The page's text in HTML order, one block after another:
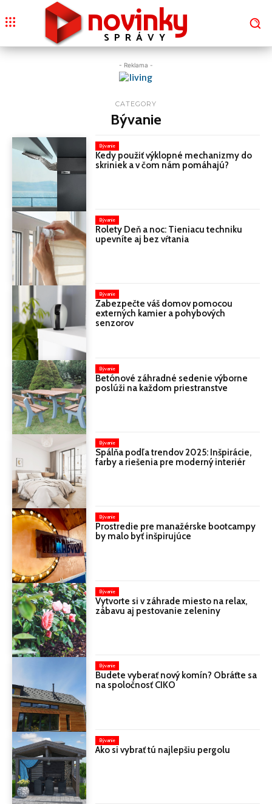
novinky
SPRÁVY
- Reklama -
CATEGORY
Bývanie
Bývanie
Kedy použiť výklopné mechanizmy do
skriniek a v čom nám pomáhajú?
Bývanie
Rolety Deň a noc: Tieniacu techniku ​​
upevníte aj bez vŕtania
Bývanie
Zabezpečte váš domov pomocou
externých kamier a pohybových
senzorov
Bývanie
Betónové záhradné sedenie výborne
poslúži na každom priestranstve
Bývanie
Spálňa podľa trendov 2025: Inšpirácie,
farby a riešenia pre moderný interiér
Bývanie
Prostredie pre manažérske bootcampy
by malo byť inšpirujúce
Bývanie
Vytvorte si v záhrade miesto na relax,
zábavu aj pestovanie zeleniny
Bývanie
Budete vyberať nový komín? Obráťte sa
na spoločnosť CIKO
Bývanie
Ako si vybrať tú najlepšiu pergolu